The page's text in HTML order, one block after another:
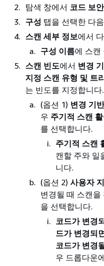
탐색 창에서 코드 보안
구성 탭을 선택한 다음
스캔 세부 정보에서
구성 이름에 스캔
스캔 빈도에서 변경
지정 스캔 유형 및 트
는 빈도를 지정합니다.
(옵션 1) 변경 기
우 주기적 스캔
를 선택합니다.
주기적 스캔
캔할 주와 일
니다.
(옵션 2) 사용자
변경될 때 스캔
을 선택합니다.
코드가 변경
드가 변경되
코드가 변경
우 드롭다운